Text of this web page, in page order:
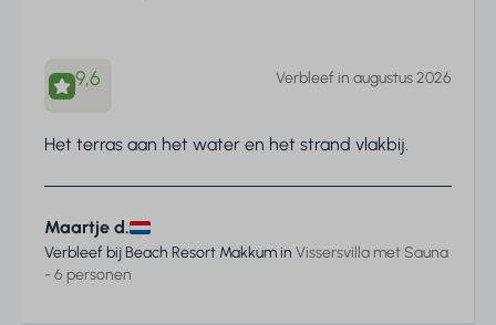
9,6 Verbleef in augustus 2026
Het terras aan het water en het strand vlakbij.
Maartje d.
Verbleef bij Beach Resort Makkum in Vissersvilla met Sauna
- 6 personen